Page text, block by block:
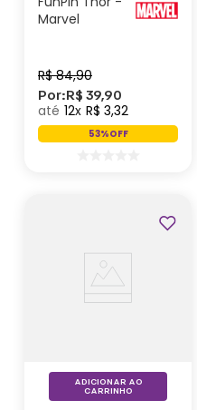
Marvel
R$ 84,90
Por:R$ 39,90
12 R$ 3,32
53%OFF
ADICIONAR AO
CARRINHO